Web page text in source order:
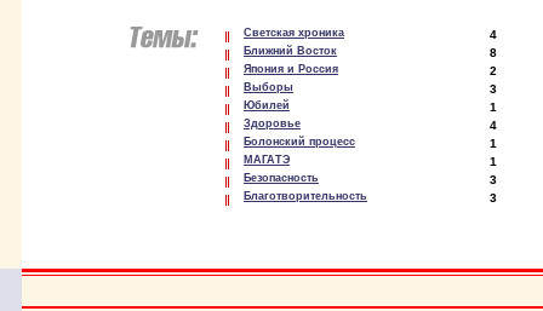
Светская хроника 4
Ближний Восток 8
Япония и Россия 2
Выборы 3
Юбилей 1
Здоровье 4
Болонский процесс 1
МАГАТЭ 1
Безопасность 3
Благотворительность 3